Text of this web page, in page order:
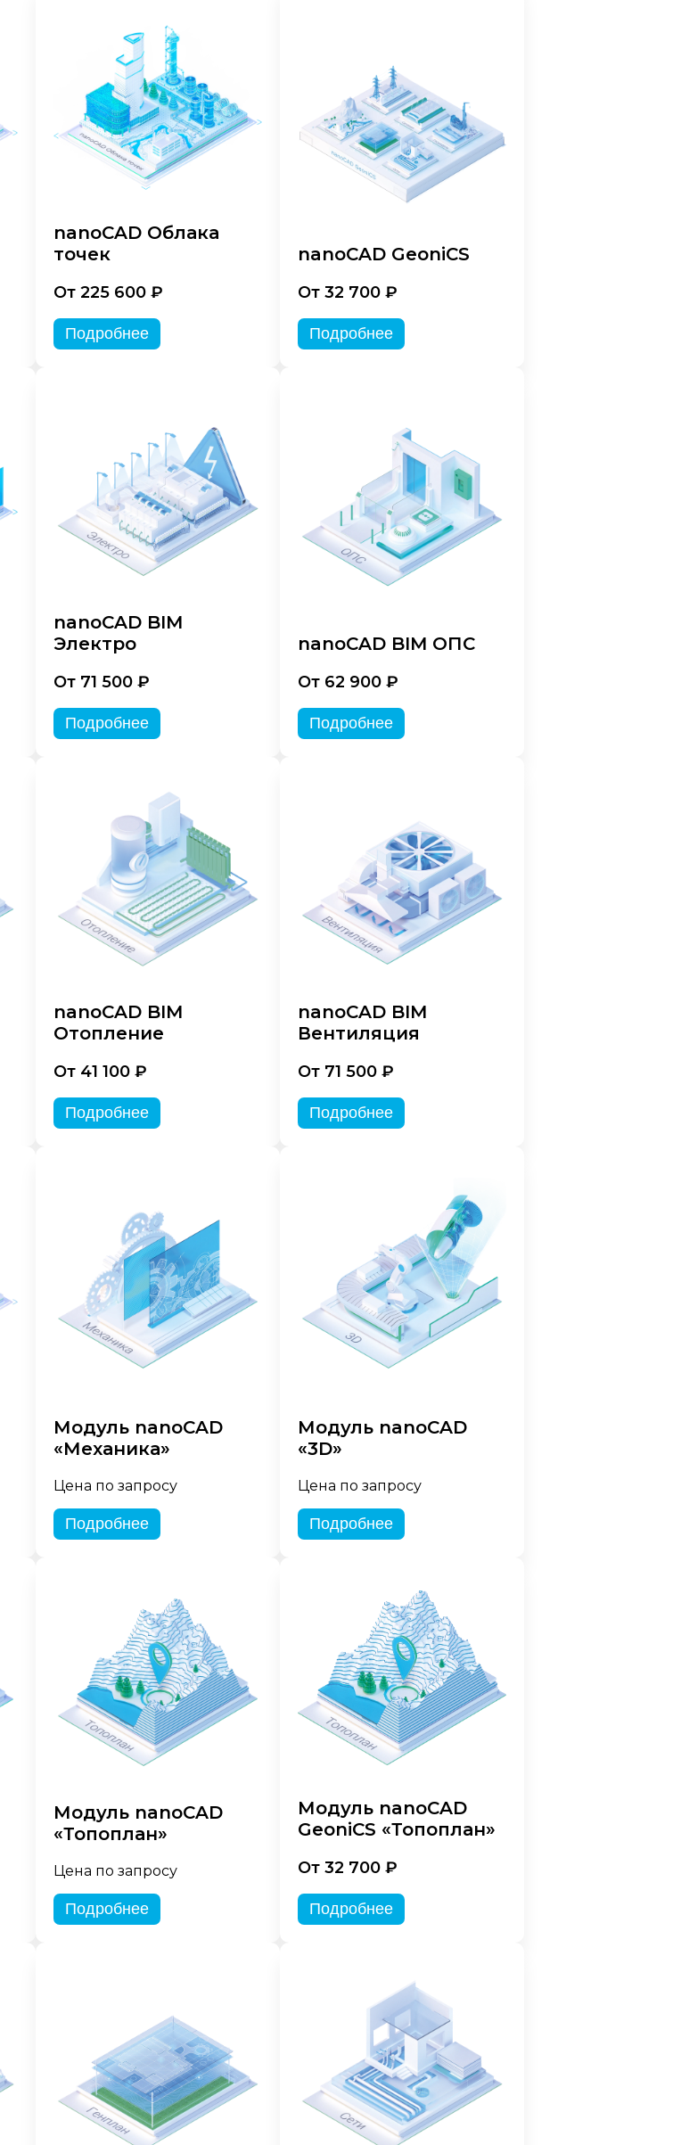
nanoCAD Облака
точек
От 225 600 ₽
Подробнее
nanoCAD GeoniCS
От 32 700 ₽
Подробнее
nanoCAD BIM
Электро
От 71 500 ₽
Подробнее
nanoCAD BIM ОПС
От 62 900 ₽
Подробнее
nanoCAD BIM
Отопление
От 41 100 ₽
Подробнее
nanoCAD BIM
Вентиляция
От 71 500 ₽
Подробнее
Модуль nanoCAD
«Механика»
Цена по запросу
Подробнее
Модуль nanoCAD
«3D»
Цена по запросу
Подробнее
Модуль nanoCAD
«Топоплан»
Цена по запросу
Подробнее
Модуль nanoCAD
GeoniCS «Топоплан»
От 32 700 ₽
Подробнее